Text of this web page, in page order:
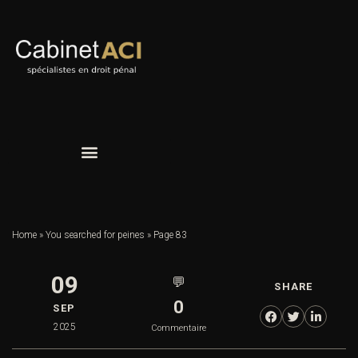
Home » You searched for peines » Page 83
09
SEP
2025
💬
0
Commentaire
SHARE